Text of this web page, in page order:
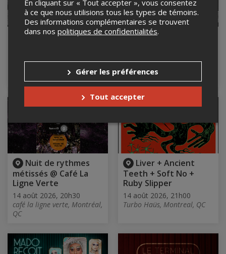
Voyage Jusqu’au
14 et 15 août 2026
Théâtre Sainte-Catherine,
Voyage Jusqu’au
14 et 15 août 2026
Théâtre Sainte-Catherine,
Montreal, QC
Nuit de rythmes
métissés @ Café La
Ligne Verte
14 août 2026, 20h30
café la ligne verte, Montréal,
QC
Liver + Ancient
Teeth + Soft No +
Ruby Slipper
14 août 2026, 21h00
Turbo Haüs, Montreal, QC
En cliquant sur « Tout accepter », vous consentez
à ce que nous utilisions tous les types de témoins.
Des informations complémentaires se trouvent
dans nos politiques de confidentialités.
Gérer les préférences
Tout accepter